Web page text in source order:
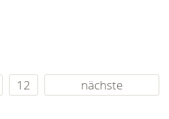
12 nächste